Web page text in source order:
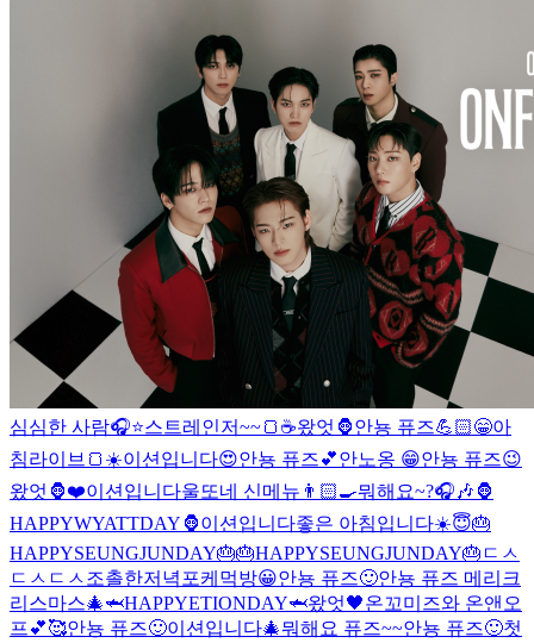
심심한 사람🎧⭐️스트레인저~~🍞☕️왔엇🦍안뇽 퓨즈💪🏻😁아
침라이브🍞☀️이션입니다😍안뇽 퓨즈💕안노옹 😁안뇽 퓨즈😉
왔엇🦍❤️이션입니다울또네 신메뉴👨🏻‍🍳뭐해요~?🎧🎶 🦍
HAPPYWYATTDAY🦍이션입니다좋은 아침입니다☀️😇🎂
HAPPYSEUNGJUNDAY🎂🎂HAPPYSEUNGJUNDAY🎂 ㄷㅅ
ㄷㅅ ㄷㅅ조촐한저녁 포케먹방😀안뇽 퓨즈🙂안뇽 퓨즈 메리크
리스마스🎄🦈HAPPYETIONDAY🦈왔엇🖤온꼬미즈와 온앤오
프💕🥰안뇽 퓨즈🙂이션입니다🎄뭐해요 퓨즈~~안뇽 퓨즈🙂첫